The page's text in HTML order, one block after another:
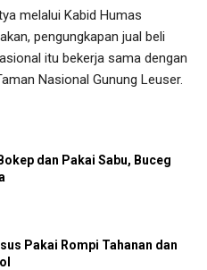
melalui Kabid Humas
pengungkapan jual beli
itu bekerja sama dengan
Nasional Gunung Leuser.
dan Pakai Sabu, Buceg
Pakai Rompi Tahanan dan